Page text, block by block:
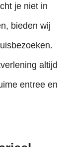
je niet in
bieden wij
altijd
entree en